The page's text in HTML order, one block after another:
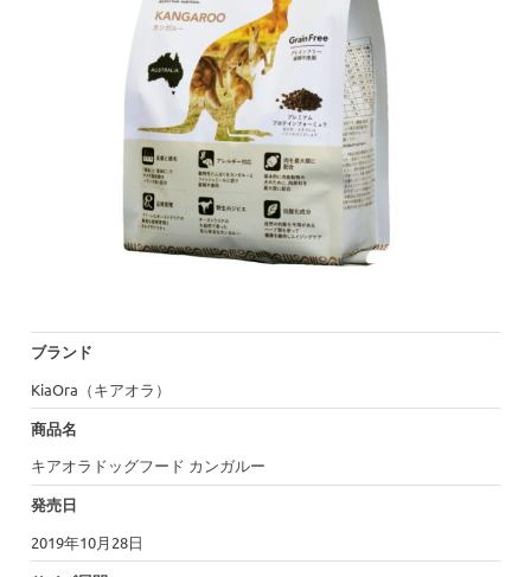
ブランド
KiaOra（キアオラ）
商品名
キアオラドッグフード カンガルー
発売日
2019年10月28日